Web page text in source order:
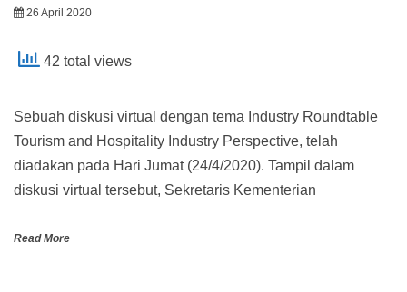
26 April 2020
42 total views
Sebuah diskusi virtual dengan tema Industry Roundtable
Tourism and Hospitality Industry Perspective, telah
diadakan pada Hari Jumat (24/4/2020). Tampil dalam
diskusi virtual tersebut, Sekretaris Kementerian
Read More